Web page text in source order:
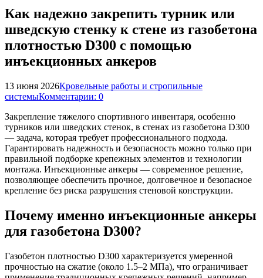
Как надежно закрепить турник или
шведскую стенку к стене из газобетона
плотностью D300 с помощью
инъекционных анкеров
13 июня 2026Кровельные работы и стропильные
системыКомментарии: 0
Закрепление тяжелого спортивного инвентаря, особенно
турников или шведских стенок, в стенах из газобетона D300
— задача, которая требует профессионального подхода.
Гарантировать надежность и безопасность можно только при
правильной подборке крепежных элементов и технологии
монтажа. Инъекционные анкеры — современное решение,
позволяющее обеспечить прочное, долговечное и безопасное
крепление без риска разрушения стеновой конструкции.
Почему именно инъекционные анкеры
для газобетона D300?
Газобетон плотностью D300 характеризуется умеренной
прочностью на сжатие (около 1.5–2 МПа), что ограничивает